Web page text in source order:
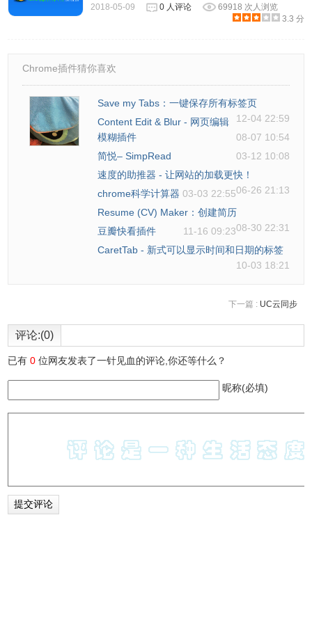
2018-05-09 0 人评论
69918 次人浏览
3.3 分
Chrome插件猜你喜欢
Save my Tabs：一键保存所有标签页
12-04 22:59
Content Edit & Blur - 网页编辑
模糊插件
08-07 10:54
简悦– SimpRead
03-12 10:08
速度的助推器 - 让网站的加载更快！
06-26 21:13
chrome科学计算器 03-03 22:55
Resume (CV) Maker：创建简历
08-30 22:31
豆瓣快看插件
11-16 09:23
CaretTab - 新式可以显示时间和日期的标签
10-03 18:21
下一篇 : UC云同步
评论:(0)
已有0 位网友发表了一针见血的评论,你还等什么？
昵称(必填)